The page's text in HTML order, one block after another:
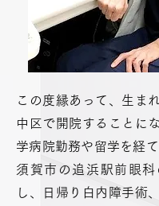
この度縁あって、生ま
中区で開院することに
学病院勤務や留学を経
須賀市の追浜駅前眼
し、日帰り白内障手術